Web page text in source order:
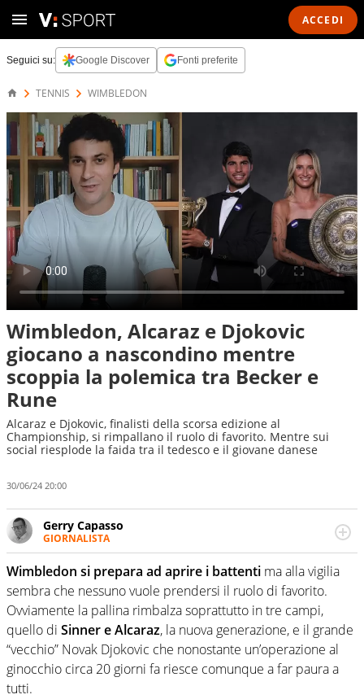
ACCEDI
Seguici su: Google Discover Fonti preferite
TENNIS WIMBLEDON
Wimbledon, Alcaraz e Djokovic
giocano a nascondino mentre
scoppia la polemica tra Becker e
Rune
Alcaraz e Djokovic, finalisti della scorsa edizione al
Championship, si rimpallano il ruolo di favorito. Mentre sui
social riesplode la faida tra il tedesco e il giovane danese
30/06/24 20:00
Gerry Capasso
GIORNALISTA
Per lui gli sport americani non hanno segreti: basket,
football, baseball e la capacità innata di trovare la notizia
dove altri non vedono granché
Wimbledon si prepara ad aprire i battenti ma alla vigilia
sembra che nessuno vuole prendersi il ruolo di favorito.
Ovviamente la pallina rimbalza soprattutto in tre campi,
quello di Sinner e Alcaraz, la nuova generazione, e il grande
“vecchio” Novak Djokovic che nonostante un’operazione al
ginocchio circa 20 giorni fa riesce comunque a far paura a
tutti.